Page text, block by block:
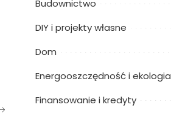
Budownictwo
DIY i projekty własne
Dom
Energooszczędność i ekologia
Finansowanie i kredyty